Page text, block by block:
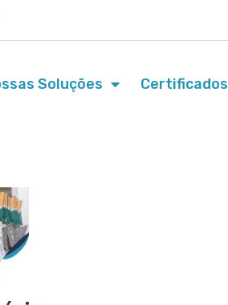
Soluções Certificados